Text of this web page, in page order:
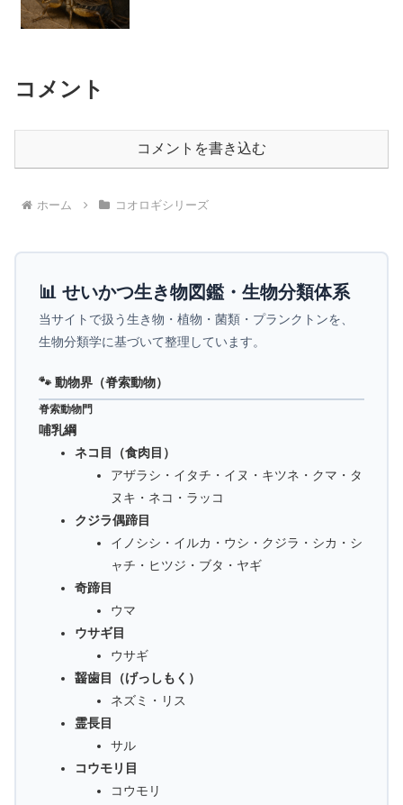
コメント
コメントを書き込む
ホーム コオロギシリーズ
📊 せいかつ生き物図鑑・生物分類体系
当サイトで扱う生き物・植物・菌類・プランクトンを、
生物分類学に基づいて整理しています。
🐾 動物界（脊索動物）
脊索動物門
哺乳綱
ネコ目（食肉目）
アザラシ・イタチ・イヌ・キツネ・クマ・タ
ヌキ・ネコ・ラッコ
クジラ偶蹄目
イノシシ・イルカ・ウシ・クジラ・シカ・シ
ャチ・ヒツジ・ブタ・ヤギ
奇蹄目
ウマ
ウサギ目
ウサギ
齧歯目（げっしもく）
ネズミ・リス
霊長目
サル
コウモリ目
コウモリ